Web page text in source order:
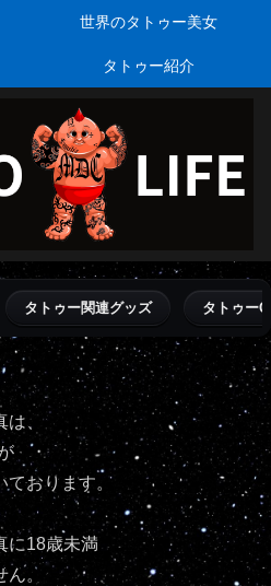
世界のタトゥー美女
タトゥー紹介
タトゥー関連グッズ タトゥー
は、
ております。
に18歳未満
。